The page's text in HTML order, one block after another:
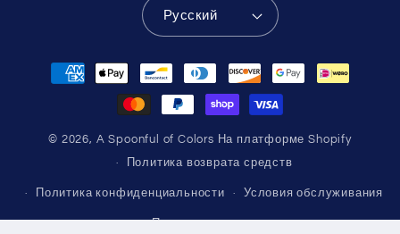
Русский
Способы
оплаты
© 2026, A Spoonful of Colors На платформе Shopify
Политика возврата средств
Политика конфиденциальности Условия обслуживания
Политика доставки